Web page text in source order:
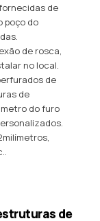
de
poço do
de rosca,
no local.
de
de
do furo
de